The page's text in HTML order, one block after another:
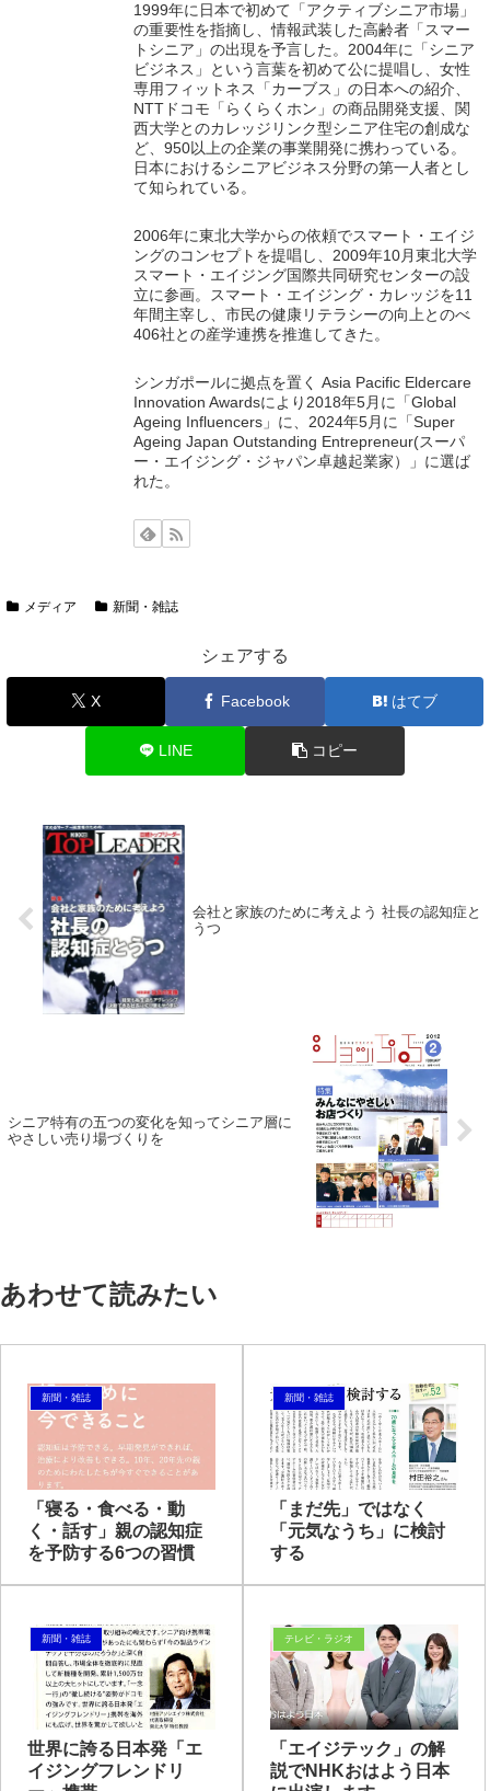
1999年に日本で初めて「アクティブシニア市場」
の重要性を指摘し、情報武装した高齢者「スマー
トシニア」の出現を予言した。2004年に「シニア
ビジネス」という言葉を初めて公に提唱し、女性
専用フィットネス「カーブス」の日本への紹介、
NTTドコモ「らくらくホン」の商品開発支援、関
西大学とのカレッジリンク型シニア住宅の創成な
ど、950以上の企業の事業開発に携わっている。
日本におけるシニアビジネス分野の第一人者とし
て知られている。
2006年に東北大学からの依頼でスマート・エイジ
ングのコンセプトを提唱し、2009年10月東北大学
スマート・エイジング国際共同研究センターの設
立に参画。スマート・エイジング・カレッジを11
年間主宰し、市民の健康リテラシーの向上とのべ
406社との産学連携を推進してきた。
シンガポールに拠点を置く Asia Pacific Eldercare
Innovation Awardsにより2018年5月に「Global
Ageing Influencers」に、2024年5月に「Super
Ageing Japan Outstanding Entrepreneur(スーパ
ー・エイジング・ジャパン卓越起業家）」に選ば
れた。
メディア 新聞・雑誌
シェアする
X Facebook はてブ
LINE コピー
会社と家族のために考えよう 社長の認知症と
うつ
シニア特有の五つの変化を知ってシニア層に
やさしい売り場づくりを
あわせて読みたい
新聞・雑誌
「寝る・食べる・動
く・話す」親の認知症
を予防する6つの習慣
新聞・雑誌
「まだ先」ではなく
「元気なうち」に検討
する
新聞・雑誌
世界に誇る日本発「エ
イジングフレンドリ
テレビ・ラジオ
「エイジテック」の解
説でNHKおはよう日本